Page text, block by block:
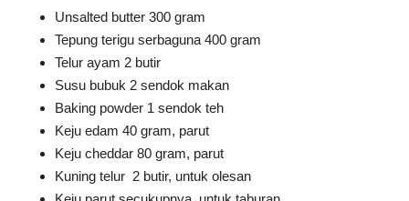
Unsalted butter 300 gram
Tepung terigu serbaguna 400 gram
Telur ayam 2 butir
Susu bubuk 2 sendok makan
Baking powder 1 sendok teh
Keju edam 40 gram, parut
Keju cheddar 80 gram, parut
Kuning telur 2 butir, untuk olesan